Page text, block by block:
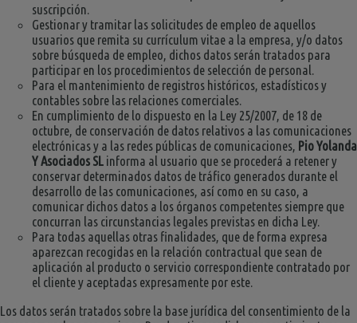
suscripción.
Gestionar y tramitar las solicitudes de empleo de aquellos
usuarios que remita su currículum vitae a la empresa, y/o datos
sobre búsqueda de empleo, dichos datos serán tratados para
participar en los procedimientos de selección de personal.
Para el mantenimiento de registros históricos, estadísticos y
contables sobre las relaciones comerciales.
En cumplimiento de lo dispuesto en la Ley 25/2007, de 18 de
octubre, de conservación de datos relativos a las comunicaciones
electrónicas y a las redes públicas de comunicaciones, Pio Yolanda
Y Asociados SL informa al usuario que se procederá a retener y
conservar determinados datos de tráfico generados durante el
desarrollo de las comunicaciones, así como en su caso, a
comunicar dichos datos a los órganos competentes siempre que
concurran las circunstancias legales previstas en dicha Ley.
Para todas aquellas otras finalidades, que de forma expresa
aparezcan recogidas en la relación contractual que sean de
aplicación al producto o servicio correspondiente contratado por
el cliente y aceptadas expresamente por este.
Los datos serán tratados sobre la base jurídica del consentimiento de la